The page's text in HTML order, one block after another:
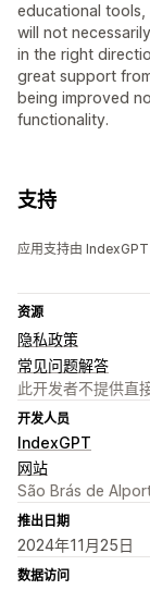
educational tools,
will not
in the right
great support
being improved
functionality.
支持
应用支持由 IndexGPT
资源
隐私政策
常见问题解答
此开发者不提供直
开发人员
IndexGPT
网站
São Brás de
推出日期
2024年11月25日
数据访问